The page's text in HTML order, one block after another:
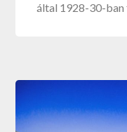
által 1928-30-